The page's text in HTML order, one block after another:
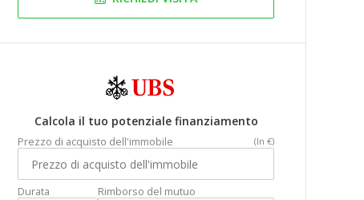
Calcola il tuo potenziale finanziamento
Prezzo di acquisto dell'immobile (In €)
Durata
Rimborso del mutuo